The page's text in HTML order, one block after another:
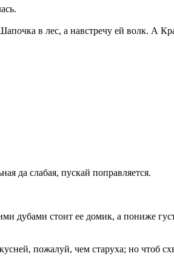
в лес, а навстречу ей волк. А
да слабая, пускай поправляется.
дубами стоит ее домик, а пониже
пожалуй, чем старуха; но чтоб